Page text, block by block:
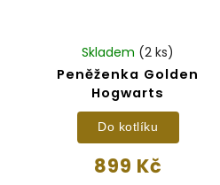
Peněženka Golden
Hogwarts
Skladem (2 ks)
899 Kč
Do kotlíku